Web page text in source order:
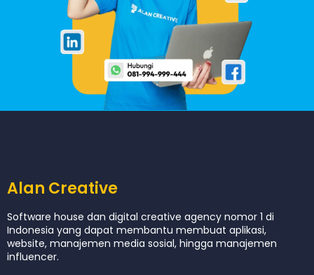
Alan Creative
Software house dan digital creative agency nomor 1 di
Indonesia yang dapat membantu membuat aplikasi,
website, manajemen media sosial, hingga manajemen
influencer.